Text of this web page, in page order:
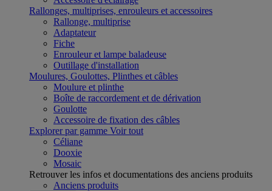
Rallonges, multiprises, enrouleurs et accessoires
Rallonge, multiprise
Adaptateur
Fiche
Enrouleur et lampe baladeuse
Outillage d'installation
Moulures, Goulottes, Plinthes et câbles
Moulure et plinthe
Boîte de raccordement et de dérivation
Goulotte
Accessoire de fixation des câbles
Explorer par gamme Voir tout
Céliane
Dooxie
Mosaic
Retrouver les infos et documentations des anciens produits
Anciens produits